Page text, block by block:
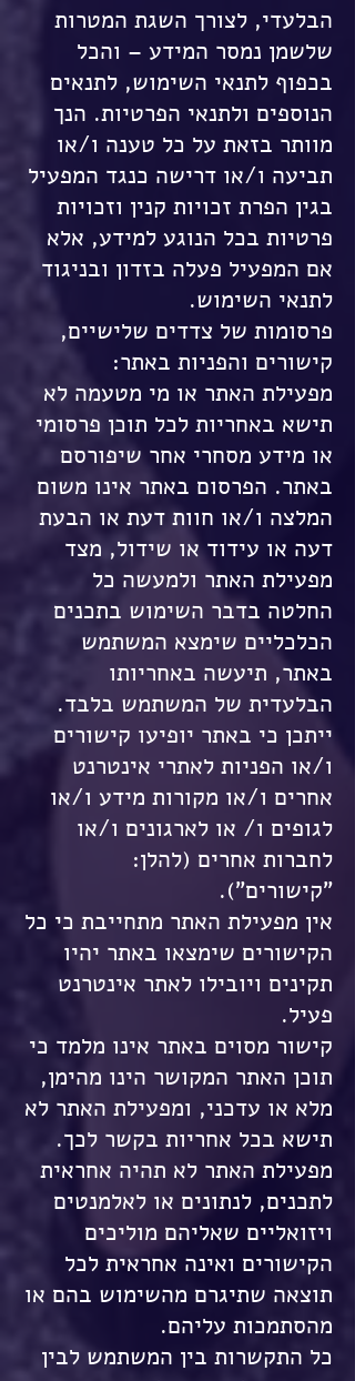
הבלעדי, לצורך השגת המטרות
שלשמן נמסר המידע – והכל
בכפוף לתנאי השימוש, לתנאים
הנוספים ולתנאי הפרטיות. הנך
מוותר בזאת על כל טענה ו/או
תביעה ו/או דרישה כנגד המפעיל
בגין הפרת זכויות קנין וזכויות
פרטיות בכל הנוגע למידע, אלא
אם המפעיל פעלה בזדון ובניגוד
לתנאי השימוש.
פרסומות של צדדים שלישיים,
קישורים והפניות באתר:
מפעילת האתר או מי מטעמה לא
תישא באחריות לכל תוכן פרסומי
או מידע מסחרי אחר שיפורסם
באתר. הפרסום באתר אינו משום
המלצה ו/או חוות דעת או הבעת
דעה או עידוד או שידול, מצד
מפעילת האתר ולמעשה כל
החלטה בדבר השימוש בתכנים
הכלכליים שימצא המשתמש
באתר, תיעשה באחריותו
הבלעדית של המשתמש בלבד.
ייתכן כי באתר יופיעו קישורים
ו/או הפניות לאתרי אינטרנט
אחרים ו/או מקורות מידע ו/או
לגופים ו/ או לארגונים ו/או
לחברות אחרים (להלן:
"קישורים").
אין מפעילת האתר מתחייבת כי כל
הקישורים שימצאו באתר יהיו
תקינים ויובילו לאתר אינטרנט
פעיל.
קישור מסוים באתר אינו מלמד כי
תוכן האתר המקושר הינו מהימן,
מלא או עדכני, ומפעילת האתר לא
תישא בכל אחריות בקשר לכך.
מפעילת האתר לא תהיה אחראית
לתכנים, לנתונים או לאלמנטים
ויזואליים שאליהם מוליכים
הקישורים ואינה אחראית לכל
תוצאה שתיגרם מהשימוש בהם או
מהסתמכות עליהם.
כל התקשרות בין המשתמש לבין